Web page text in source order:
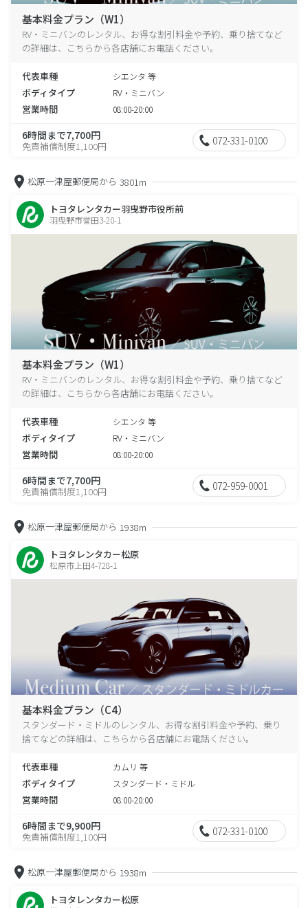
基本料金プラン（W1）
RV・ミニバンのレンタル、お得な割引料金や予約、乗り捨てなど
の詳細は、こちらから各店舗にお電話ください。
代表車種 シエンタ 等
ボディタイプ RV・ミニバン
営業時間 08:00-20:00
6時間まで7,700円
免責補償制度1,100円 072-331-0100
松原一津屋郵便局から 3801m
トヨタレンタカー羽曳野市役所前
羽曳野市誉田3-20-1
基本料金プラン（W1）
RV・ミニバンのレンタル、お得な割引料金や予約、乗り捨てなど
の詳細は、こちらから各店舗にお電話ください。
代表車種 シエンタ 等
ボディタイプ RV・ミニバン
営業時間 08:00-20:00
6時間まで7,700円
免責補償制度1,100円 072-959-0001
松原一津屋郵便局から 1938m
トヨタレンタカー松原
松原市上田4-728-1
基本料金プラン（C4）
スタンダード・ミドルのレンタル、お得な割引料金や予約、乗り
捨てなどの詳細は、こちらから各店舗にお電話ください。
代表車種 カムリ 等
ボディタイプ スタンダード・ミドル
営業時間 08:00-20:00
6時間まで9,900円
免責補償制度1,100円 072-331-0100
松原一津屋郵便局から 1938m
トヨタレンタカー松原